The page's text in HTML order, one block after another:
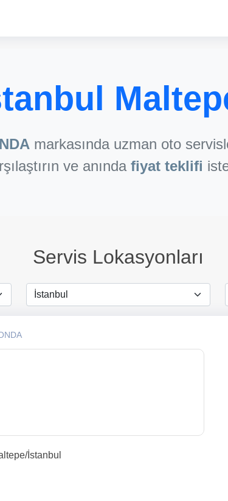
markasında uzman oto
ve anında fiyat teklifi
Servis Lokasyonları
İstanbul